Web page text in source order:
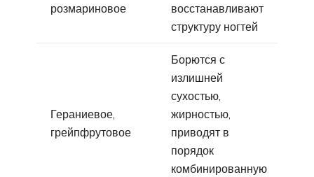
розмариновое
восстанавливают
структуру ногтей
Гераниевое,
грейпфрутовое
Борются с
излишней
сухостью,
жирностью,
приводят в
порядок
комбинированную